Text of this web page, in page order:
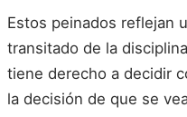
Estos peinados reflejan
transitado de la
tiene derecho a decidir
la decisión de que se